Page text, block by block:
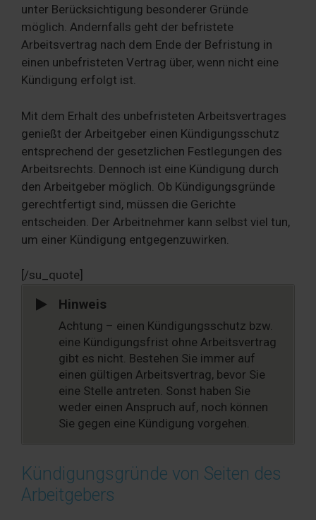
unter Berücksichtigung besonderer Gründe
möglich. Andernfalls geht der befristete
Arbeitsvertrag nach dem Ende der Befristung in
einen unbefristeten Vertrag über, wenn nicht eine
Kündigung erfolgt ist.
Mit dem Erhalt des unbefristeten Arbeitsvertrages
genießt der Arbeitgeber einen Kündigungsschutz
entsprechend der gesetzlichen Festlegungen des
Arbeitsrechts. Dennoch ist eine Kündigung durch
den Arbeitgeber möglich. Ob Kündigungsgründe
gerechtfertigt sind, müssen die Gerichte
entscheiden. Der Arbeitnehmer kann selbst viel tun,
um einer Kündigung entgegenzuwirken.
[/su_quote]
Hinweis
Achtung – einen Kündigungsschutz bzw.
eine Kündigungsfrist ohne Arbeitsvertrag
gibt es nicht. Bestehen Sie immer auf
einen gültigen Arbeitsvertrag, bevor Sie
eine Stelle antreten. Sonst haben Sie
weder einen Anspruch auf, noch können
Sie gegen eine Kündigung vorgehen.
Kündigungsgründe von Seiten des
Arbeitgebers